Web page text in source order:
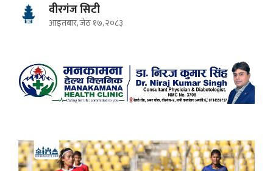
वीरगंज सिटी
आइतबार, जेठ १७, २०८३